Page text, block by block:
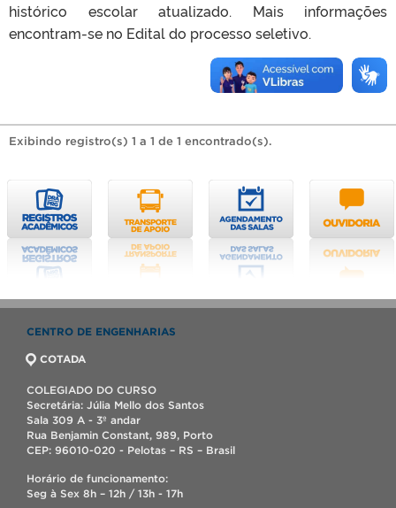
histórico escolar atualizado. Mais informações
encontram-se no Edital do processo seletivo.
Exibindo registro(s) 1 a 1 de 1 encontrado(s).
CENTRO DE ENGENHARIAS
COTADA
COLEGIADO DO CURSO
Secretária: Júlia Mello dos Santos
Sala 309 A - 3º andar
Rua Benjamin Constant, 989, Porto
CEP: 96010-020 - Pelotas – RS – Brasil
Horário de funcionamento:
Seg à Sex 8h – 12h / 13h - 17h